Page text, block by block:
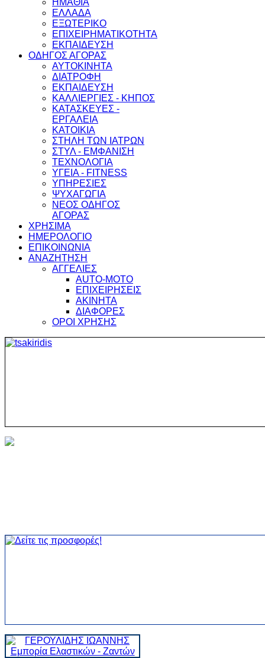
ΗΜΑΘΙΑ
ΕΛΛΑΔΑ
ΕΞΩΤΕΡΙΚΟ
ΕΠΙΧΕΙΡΗΜΑΤΙΚΟΤΗΤΑ
ΕΚΠΑΙΔΕΥΣΗ
ΟΔΗΓΟΣ ΑΓΟΡΑΣ
ΑΥΤΟΚΙΝΗΤΑ
ΔΙΑΤΡΟΦΗ
ΕΚΠΑΙΔΕΥΣΗ
ΚΑΛΛΙΕΡΓΙΕΣ - ΚΗΠΟΣ
ΚΑΤΑΣΚΕΥΕΣ -
ΕΡΓΑΛΕΙΑ
ΚΑΤΟΙΚΙΑ
ΣΤΗΛΗ ΤΩΝ ΙΑΤΡΩΝ
ΣΤΥΛ - ΕΜΦΑΝΙΣΗ
ΤΕΧΝΟΛΟΓΙΑ
ΥΓΕΙΑ - FITNESS
ΥΠΗΡΕΣΙΕΣ
ΨΥΧΑΓΩΓΙΑ
ΝΕΟΣ ΟΔΗΓΟΣ
ΑΓΟΡΑΣ
ΧΡΗΣΙΜΑ
ΗΜΕΡΟΛΟΓΙΟ
ΕΠΙΚΟΙΝΩΝΙΑ
ΑΝΑΖΗΤΗΣΗ
ΑΓΓΕΛΙΕΣ
AUTO-MOTO
ΕΠΙΧΕΙΡΗΣΕΙΣ
ΑΚΙΝΗΤΑ
ΔΙΑΦΟΡΕΣ
ΟΡΟΙ ΧΡΗΣΗΣ